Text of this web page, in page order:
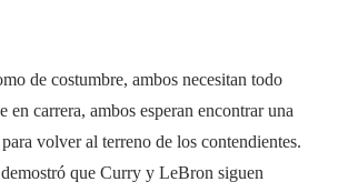
de costumbre, ambos necesitan todo
en carrera, ambos esperan encontrar una
volver al terreno de los contendientes.
que Curry y LeBron siguen